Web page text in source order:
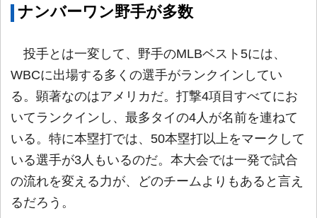
ナンバーワン野手が多数
投手とは一変して、野手のMLBベスト5には、
WBCに出場する多くの選手がランクインしてい
る。顕著なのはアメリカだ。打撃4項目すべてにお
いてランクインし、最多タイの4人が名前を連ねて
いる。特に本塁打では、50本塁打以上をマークして
いる選手が3人もいるのだ。本大会では一発で試合
の流れを変える力が、どのチームよりもあると言え
るだろう。